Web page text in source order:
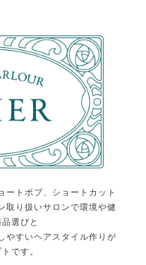
トボブ、ショートカット
取り扱いサロンで環境や健
選びと
やすいヘアスタイル作りが
です。